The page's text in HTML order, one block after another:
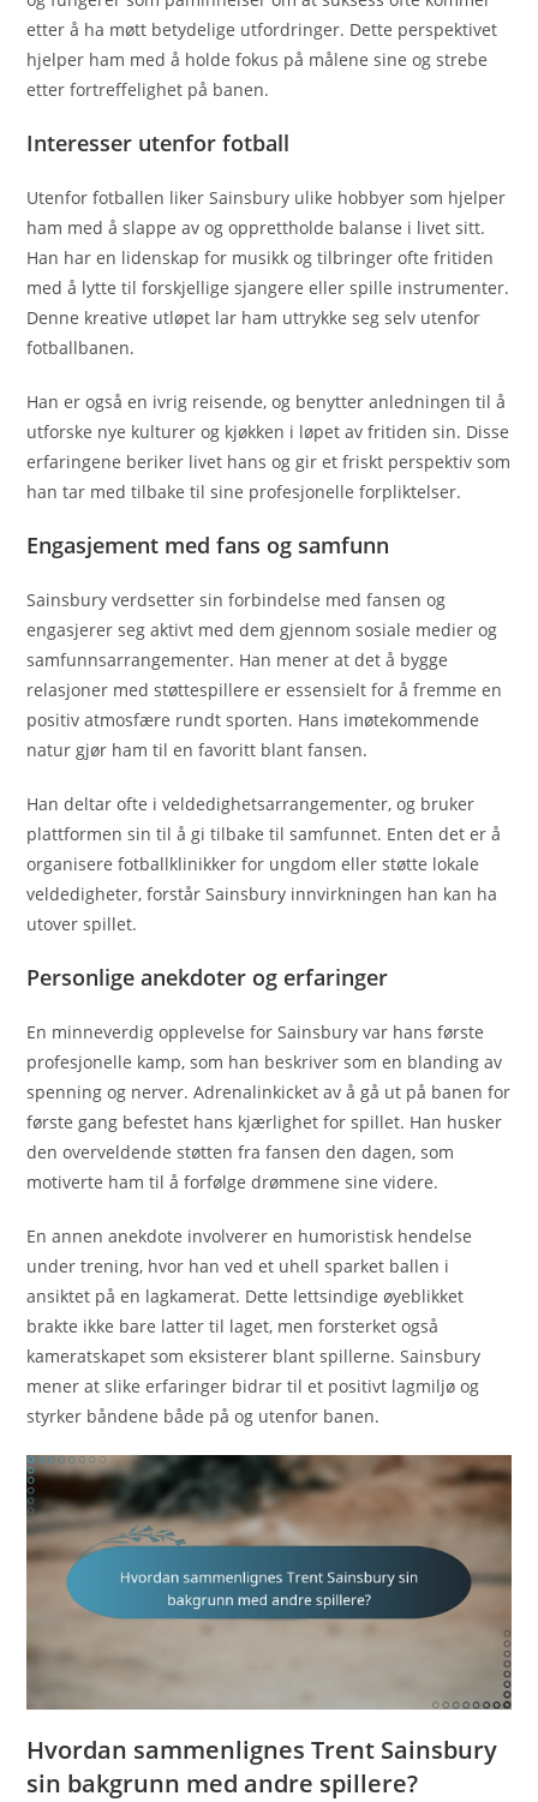
etter å ha møtt betydelige utfordringer. Dette perspektivet
hjelper ham med å holde fokus på målene sine og strebe
etter fortreffelighet på banen.
Interesser utenfor fotball
Utenfor fotballen liker Sainsbury ulike hobbyer som hjelper
ham med å slappe av og opprettholde balanse i livet sitt.
Han har en lidenskap for musikk og tilbringer ofte fritiden
med å lytte til forskjellige sjangere eller spille instrumenter.
Denne kreative utløpet lar ham uttrykke seg selv utenfor
fotballbanen.
Han er også en ivrig reisende, og benytter anledningen til å
utforske nye kulturer og kjøkken i løpet av fritiden sin. Disse
erfaringene beriker livet hans og gir et friskt perspektiv som
han tar med tilbake til sine profesjonelle forpliktelser.
Engasjement med fans og samfunn
Sainsbury verdsetter sin forbindelse med fansen og
engasjerer seg aktivt med dem gjennom sosiale medier og
samfunnsarrangementer. Han mener at det å bygge
relasjoner med støttespillere er essensielt for å fremme en
positiv atmosfære rundt sporten. Hans imøtekommende
natur gjør ham til en favoritt blant fansen.
Han deltar ofte i veldedighetsarrangementer, og bruker
plattformen sin til å gi tilbake til samfunnet. Enten det er å
organisere fotballklinikker for ungdom eller støtte lokale
veldedigheter, forstår Sainsbury innvirkningen han kan ha
utover spillet.
Personlige anekdoter og erfaringer
En minneverdig opplevelse for Sainsbury var hans første
profesjonelle kamp, som han beskriver som en blanding av
spenning og nerver. Adrenalinkicket av å gå ut på banen for
første gang befestet hans kjærlighet for spillet. Han husker
den overveldende støtten fra fansen den dagen, som
motiverte ham til å forfølge drømmene sine videre.
En annen anekdote involverer en humoristisk hendelse
under trening, hvor han ved et uhell sparket ballen i
ansiktet på en lagkamerat. Dette lettsindige øyeblikket
brakte ikke bare latter til laget, men forsterket også
kameratskapet som eksisterer blant spillerne. Sainsbury
mener at slike erfaringer bidrar til et positivt lagmiljø og
styrker båndene både på og utenfor banen.
Hvordan sammenlignes Trent Sainsbury
sin bakgrunn med andre spillere?